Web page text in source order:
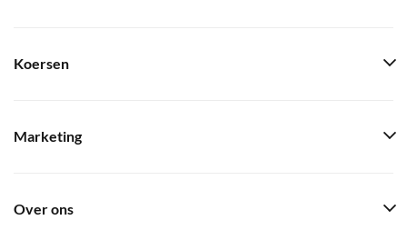
Koersen
Marketing
Over ons